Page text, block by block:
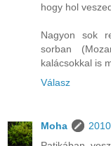
hogy hol
Nagyon sok
sorban
kalácsokkal is
Válasz
Moha